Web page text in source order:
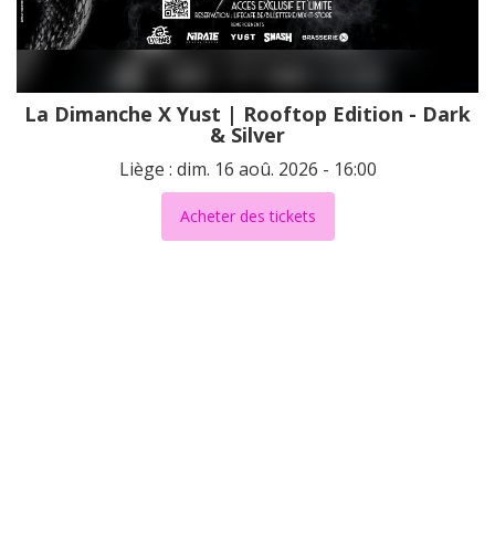
La Dimanche X Yust | Rooftop Edition - Dark
& Silver
Liège : dim. 16 aoû. 2026 - 16:00
Acheter des tickets